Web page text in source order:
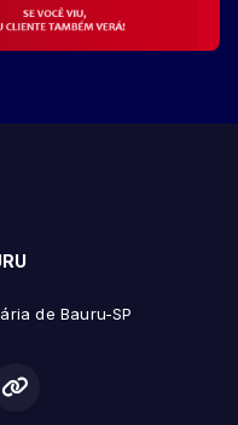
de Bauru-SP